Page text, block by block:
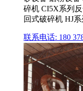
碎机 CI5X系列
回式破碎机 HJ
联系电话: 180